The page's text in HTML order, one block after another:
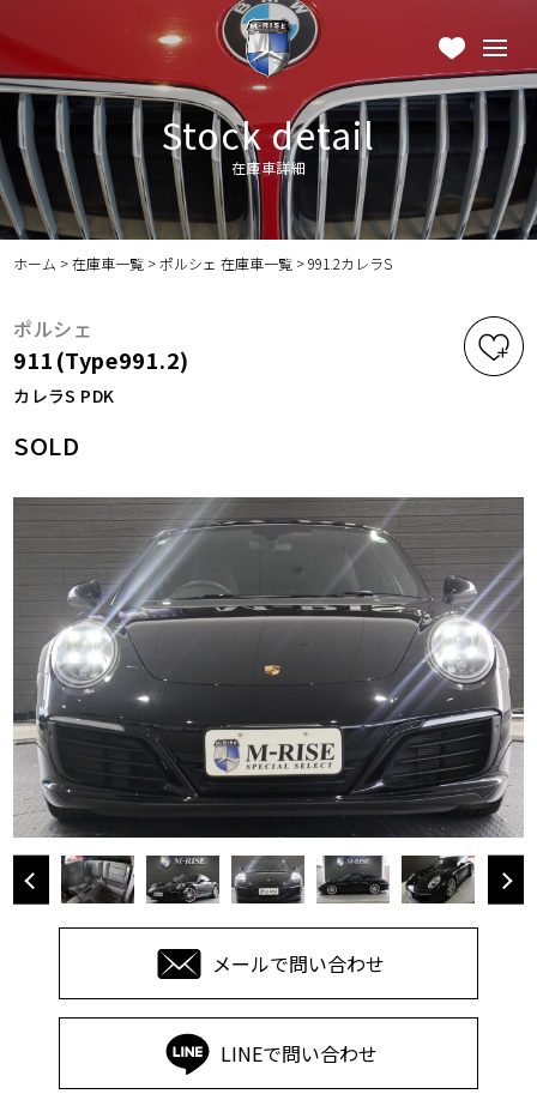
Stock detail
在庫車詳細
ホーム >在庫車一覧 >ポルシェ 在庫車一覧 >991.2カレラS
ポルシェ
911(Type991.2)
カレラS PDK
SOLD
メールで問い合わせ
LINEで問い合わせ